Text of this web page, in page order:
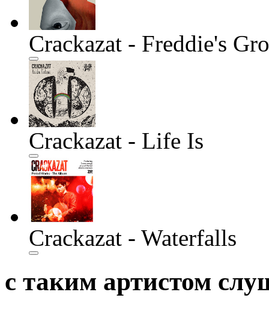
Crackazat - Freddie's
Crackazat - Life Is
Crackazat - Waterfalls
с таким артистом